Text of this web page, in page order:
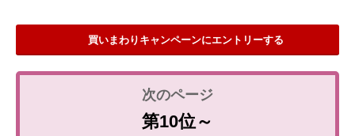
買いまわりキャンペーンにエントリーする
第10位～